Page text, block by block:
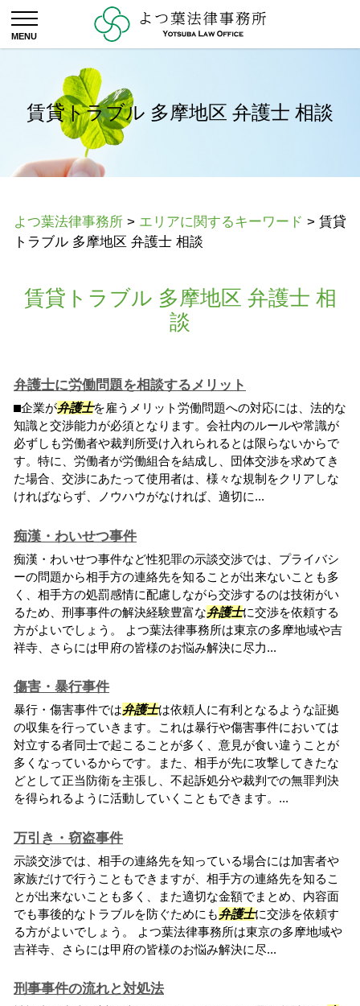
賃貸トラブル 多摩地区 弁護士 相談
よつ葉法律事務所 > エリアに関するキーワード > 賃貸
トラブル 多摩地区 弁護士 相談
賃貸トラブル 多摩地区 弁護士 相
談
弁護士に労働問題を相談するメリット
⬛︎企業が弁護士を雇うメリット労働問題への対応には、法的な
知識と交渉能力が必須となります。会社内のルールや常識が
必ずしも労働者や裁判所受け入れられるとは限らないからで
す。特に、労働者が労働組合を結成し、団体交渉を求めてき
た場合、交渉にあたって使用者は、様々な規制をクリアしな
ければならず、ノウハウがなければ、適切に...
痴漢・わいせつ事件
痴漢・わいせつ事件など性犯罪の示談交渉では、プライバシ
ーの問題から相手方の連絡先を知ることが出来ないことも多
く、相手方の処罰感情に配慮しながら交渉するのは技術がい
るため、刑事事件の解決経験豊富な弁護士に交渉を依頼する
方がよいでしょう。 よつ葉法律事務所は東京の多摩地域や吉
祥寺、さらには甲府の皆様のお悩み解決に尽力...
傷害・暴行事件
暴行・傷害事件では弁護士は依頼人に有利となるような証拠
の収集を行っていきます。これは暴行や傷害事件においては
対立する者同士で起こることが多く、意見が食い違うことが
多くなっているからです。また、相手が先に攻撃してきたな
どとして正当防衛を主張し、不起訴処分や裁判での無罪判決
を得られるように活動していくこともできます。...
万引き・窃盗事件
示談交渉では、相手の連絡先を知っている場合には加害者や
家族だけで行うこともできますが、相手方の連絡先を知るこ
とが出来ないことも多く、また適切な金額でまとめ、内容面
でも事後的なトラブルを防ぐためにも弁護士に交渉を依頼す
る方がよいでしょう。 よつ葉法律事務所は東京の多摩地域や
吉祥寺、さらには甲府の皆様のお悩み解決に尽...
刑事事件の流れと対処法